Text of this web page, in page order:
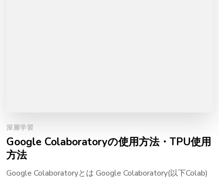
深層学習
Google Colaboratoryの使用方法・TPU使用
方法
Google Colaboratoryとは Google Colaboratory(以下Colab)